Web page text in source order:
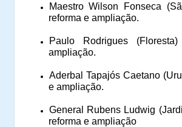
Maestro Wilson Fonseca
reforma e ampliação.
Paulo Rodrigues
ampliação.
Aderbal Tapajós Caetano
e ampliação.
General Rubens Ludwig
reforma e ampliação